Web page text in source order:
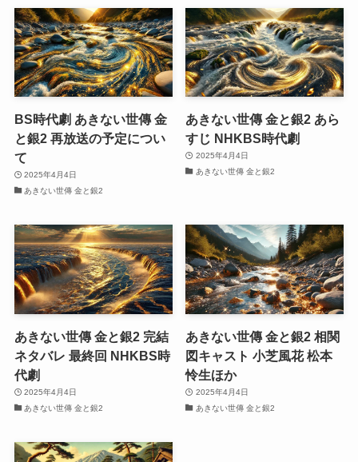
BS時代劇 あきない世傳 金
と銀2 再放送の予定につい
て
2025年4月4日
あきない世傳 金と銀2
あきない世傳 金と銀2 あら
すじ NHKBS時代劇
2025年4月4日
あきない世傳 金と銀2
あきない世傳 金と銀2 完結
ネタバレ 最終回 NHKBS時
代劇
2025年4月4日
あきない世傳 金と銀2
あきない世傳 金と銀2 相関
図キャスト 小芝風花 松本
怜生ほか
2025年4月4日
あきない世傳 金と銀2